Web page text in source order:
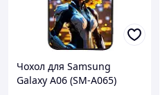
Чохол для Samsung
Galaxy A06 (SM-A065)